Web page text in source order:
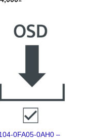
0FA05-0AH0 –